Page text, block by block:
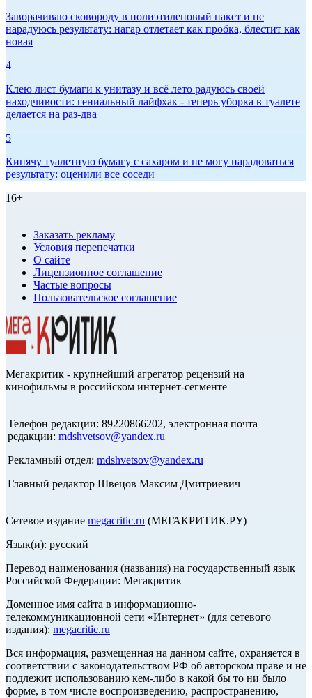
Заворачиваю сковороду в полиэтиленовый пакет и не
нарадуюсь результату: нагар отлетает как пробка, блестит как
новая
4
Клею лист бумаги к унитазу и всё лето радуюсь своей
находчивости: гениальный лайфхак - теперь уборка в туалете
делается на раз-два
5
Кипячу туалетную бумагу с сахаром и не могу нарадоваться
результату: оценили все соседи
16+
Заказать рекламу
Условия перепечатки
О сайте
Лицензионное соглашение
Частые вопросы
Пользовательское соглашение
Мегакритик - крупнейший агрегатор рецензий на
кинофильмы в российском интернет-сегменте
Телефон редакции: 89220866202, электронная почта
редакции: mdshvetsov@yandex.ru
Рекламный отдел: mdshvetsov@yandex.ru
Главный редактор Швецов Максим Дмитриевич
Сетевое издание megacritic.ru (МЕГАКРИТИК.РУ)
Язык(и): русский
Перевод наименования (названия) на государственный язык
Российской Федерации: Мегакритик
Доменное имя сайта в информационно-
телекоммуникационной сети «Интернет» (для сетевого
издания): megacritic.ru
Вся информация, размещенная на данном сайте, охраняется в
соответствии с законодательством РФ об авторском праве и не
подлежит использованию кем-либо в какой бы то ни было
форме, в том числе воспроизведению, распространению,